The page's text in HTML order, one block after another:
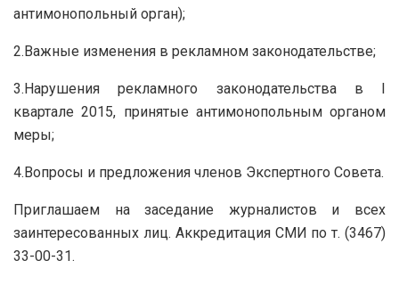
антимонопольный орган);
2.Важные изменения в рекламном законодательстве;
3.Нарушения рекламного законодательства в I
квартале 2015, принятые антимонопольным органом
меры;
4.Вопросы и предложения членов Экспертного Совета.
Приглашаем на заседание журналистов и всех
заинтересованных лиц. Аккредитация СМИ по т. (3467)
33-00-31.